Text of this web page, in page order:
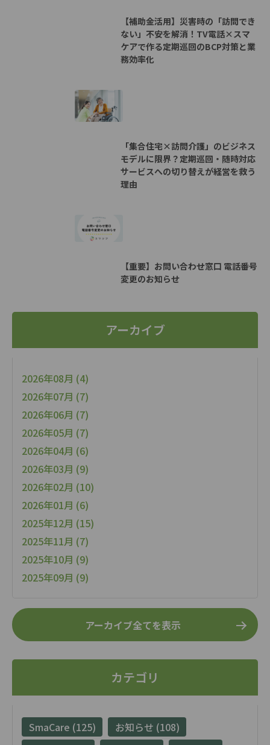
【補助金活用】災害時の「訪問でき
ない」不安を解消！TV電話×スマ
ケアで作る定期巡回のBCP対策と業
務効率化
「集合住宅×訪問介護」のビジネス
モデルに限界？定期巡回・随時対応
サービスへの切り替えが経営を救う
理由
【重要】お問い合わせ窓口 電話番号
変更のお知らせ
アーカイブ
2026年08月 (4)
2026年07月 (7)
2026年06月 (7)
2026年05月 (7)
2026年04月 (6)
2026年03月 (9)
2026年02月 (10)
2026年01月 (6)
2025年12月 (15)
2025年11月 (7)
2025年10月 (9)
2025年09月 (9)
アーカイブ全てを表示
カテゴリ
SmaCare (125)
お知らせ (108)